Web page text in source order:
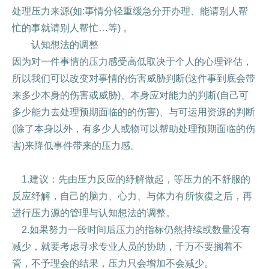
处理压力来源(如:事情分轻重缓急分开办理、能请别人帮
忙的事就请别人帮忙…等) 。
认知想法的调整
因为对一件事情的压力感受高低取决于个人的心理评估，
所以我们可以改变对事情的伤害威胁判断(这件事到底会带
来多少本身的伤害或威胁)、本身应对能力的判断(自己可
多少能力去处理预期面临的的伤害)、与可运用资源的判断
(除了本身以外，有多少人或物可以帮助处理预期面临的伤
害)来降低事件带来的压力感。
1.建议：先由压力反应的纾解做起，等压力的不舒服的
反应纾解，自己的脑力、心力、与体力有所恢復之后，再
进行压力源的管理与认知想法的调整。
2.如果努力一段时间后压力的指标仍然持续或数量没有
减少，就要考虑寻求专业人员的协助，千万不要搁着不
管，不予理会的结果，压力只会增加不会减少。